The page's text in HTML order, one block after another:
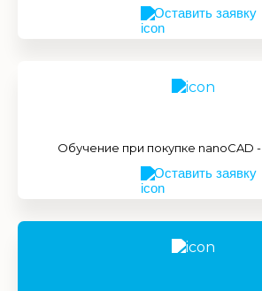
Оставить заявку
Обучение при покупке nanoCAD -
Оставить заявку